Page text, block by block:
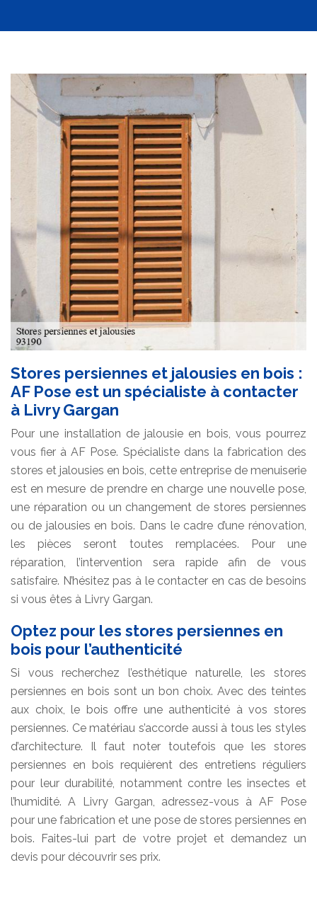
Stores persiennes et jalousies en bois :
AF Pose est un spécialiste à contacter
à Livry Gargan
Pour une installation de jalousie en bois, vous pourrez
vous fier à AF Pose. Spécialiste dans la fabrication des
stores et jalousies en bois, cette entreprise de menuiserie
est en mesure de prendre en charge une nouvelle pose,
une réparation ou un changement de stores persiennes
ou de jalousies en bois. Dans le cadre d’une rénovation,
les pièces seront toutes remplacées. Pour une
réparation, l’intervention sera rapide afin de vous
satisfaire. N’hésitez pas à le contacter en cas de besoins
si vous êtes à Livry Gargan.
Optez pour les stores persiennes en
bois pour l’authenticité
Si vous recherchez l’esthétique naturelle, les stores
persiennes en bois sont un bon choix. Avec des teintes
aux choix, le bois offre une authenticité à vos stores
persiennes. Ce matériau s’accorde aussi à tous les styles
d’architecture. Il faut noter toutefois que les stores
persiennes en bois requièrent des entretiens réguliers
pour leur durabilité, notamment contre les insectes et
l’humidité. A Livry Gargan, adressez-vous à AF Pose
pour une fabrication et une pose de stores persiennes en
bois. Faites-lui part de votre projet et demandez un
devis pour découvrir ses prix.